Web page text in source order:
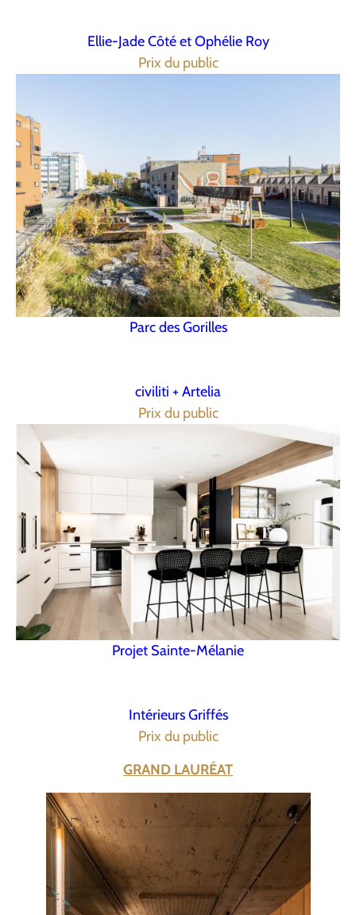
Ellie-Jade Côté et Ophélie Roy
Prix du public
Parc des Gorilles
civiliti + Artelia
Prix du public
Projet Sainte-Mélanie
Intérieurs Griffés
Prix du public
GRAND LAURÉAT